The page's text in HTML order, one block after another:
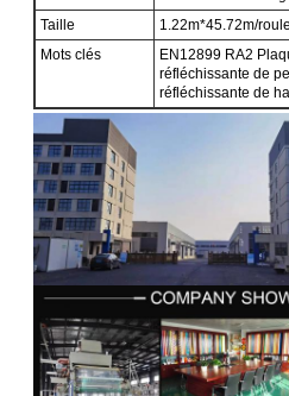
Taille
1.22m*45.72m/
Mots clés
EN12899 RA2
réfléchissante de
réfléchissante de